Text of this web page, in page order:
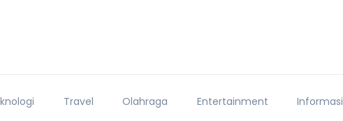
Travel Olahraga Entertainment Informasi